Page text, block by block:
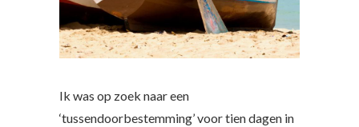
Ik was op zoek naar een
‘tussendoorbestemming’ voor tien dagen in